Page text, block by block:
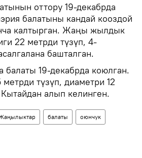
оттору 19-декабрда
балатыны кандай кооздой
калтырган. Жаңы жылдык
22 метрди түзүп, 4-
башталган.
19-декабрда коюлган.
түзүп, диаметри 12
алып келинген.
балаты оюнчук